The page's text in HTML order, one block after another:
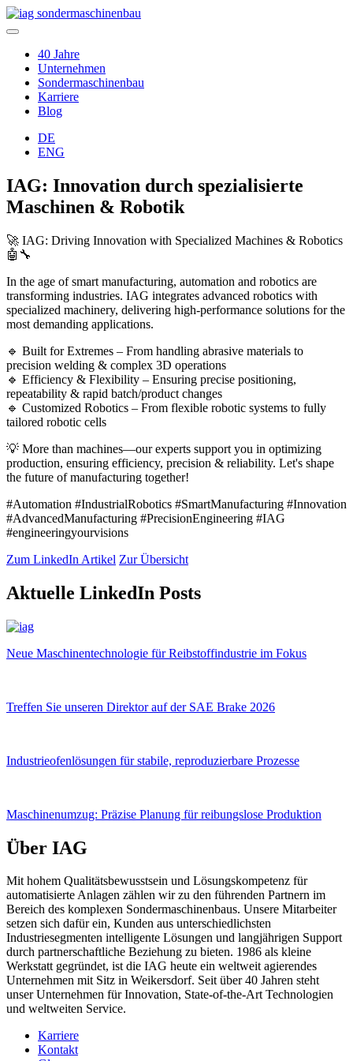
40 Jahre
Unternehmen
Sondermaschinenbau
Karriere
Blog
DE
ENG
IAG: Innovation durch spezialisierte
Maschinen & Robotik
🚀 IAG: Driving Innovation with Specialized Machines & Robotics
🤖🔧
In the age of smart manufacturing, automation and robotics are
transforming industries. IAG integrates advanced robotics with
specialized machinery, delivering high-performance solutions for the
most demanding applications.
🔹 Built for Extremes – From handling abrasive materials to
precision welding & complex 3D operations
🔹 Efficiency & Flexibility – Ensuring precise positioning,
repeatability & rapid batch/product changes
🔹 Customized Robotics – From flexible robotic systems to fully
tailored robotic cells
💡 More than machines—our experts support you in optimizing
production, ensuring efficiency, precision & reliability. Let's shape
the future of manufacturing together!
#Automation #IndustrialRobotics #SmartManufacturing #Innovation
#AdvancedManufacturing #PrecisionEngineering #IAG
#engineeringyourvisions
Zum LinkedIn Artikel Zur Übersicht
Aktuelle LinkedIn Posts
Neue Maschinentechnologie für Reibstoffindustrie im Fokus
Treffen Sie unseren Direktor auf der SAE Brake 2026
Industrieofenlösungen für stabile, reproduzierbare Prozesse
Maschinenumzug: Präzise Planung für reibungslose Produktion
Über IAG
Mit hohem Qualitätsbewusstsein und Lösungskompetenz für
automatisierte Anlagen zählen wir zu den führenden Partnern im
Bereich des komplexen Sondermaschinenbaus. Unsere Mitarbeiter
setzen sich dafür ein, Kunden aus unterschiedlichsten
Industriesegmenten intelligente Lösungen und langjährigen Support
durch partnerschaftliche Beziehung zu bieten. 1986 als kleine
Werkstatt gegründet, ist die IAG heute ein weltweit agierendes
Unternehmen mit Sitz in Weikersdorf. Seit über 40 Jahren steht
unser Unternehmen für Innovation, State-of-the-Art Technologien
und weltweiten Service.
Karriere
Kontakt